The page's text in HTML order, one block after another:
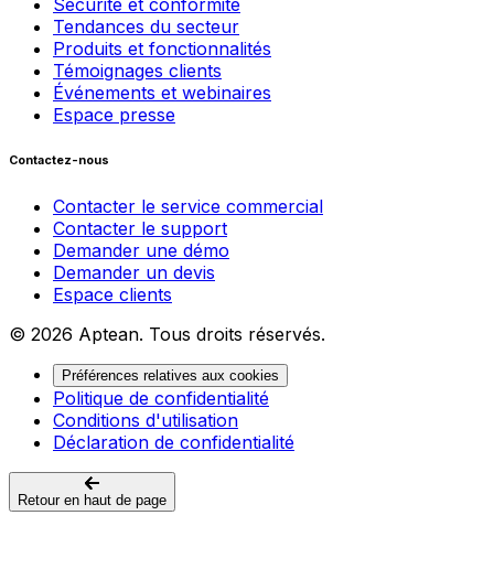
Sécurité et conformité
Tendances du secteur
Produits et fonctionnalités
Témoignages clients
Événements et webinaires
Espace presse
Contactez-nous
Contacter le service commercial
Contacter le support
Demander une démo
Demander un devis
Espace clients
© 2026 Aptean. Tous droits réservés.
Préférences relatives aux cookies
Politique de confidentialité
Conditions d'utilisation
Déclaration de confidentialité
Retour en haut de page